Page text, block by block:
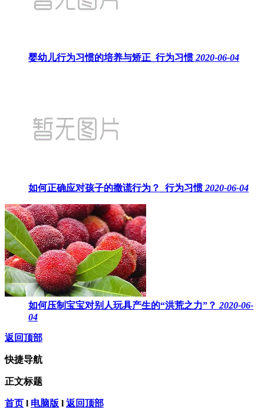
婴幼儿行为习惯的培养与矫正_行为习惯 2020-06-04
如何正确应对孩子的撒谎行为？_行为习惯 2020-06-04
如何压制宝宝对别人玩具产生的“洪荒之力”？ 2020-06-
04
返回顶部
快捷导航
正文标题
首页 l 电脑版 l 返回顶部